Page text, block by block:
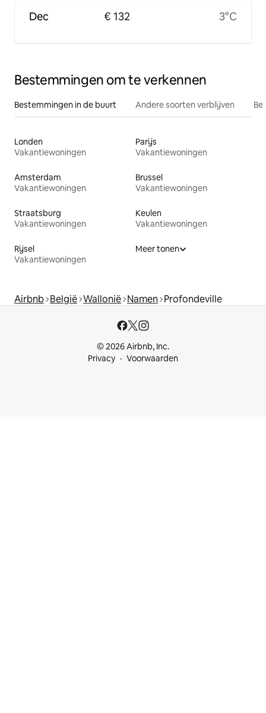
Dec € 132 3°C
Bestemmingen om te verkennen
Bestemmingen in de buurt Andere soorten verblijven
Londen
Vakantiewoningen
Parijs
Vakantiewoningen
Amsterdam
Vakantiewoningen
Brussel
Vakantiewoningen
Straatsburg
Vakantiewoningen
Keulen
Vakantiewoningen
Rijsel
Vakantiewoningen
Meer tonen
Airbnb België Wallonië Namen Profondeville
© 2026 Airbnb, Inc.
Privacy
Voorwaarden